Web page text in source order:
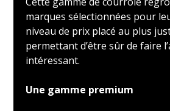
marques sélectionnées pour
niveau de prix placé au plus
permettant d’être sûr de faire
intéressant.
Une gamme premium